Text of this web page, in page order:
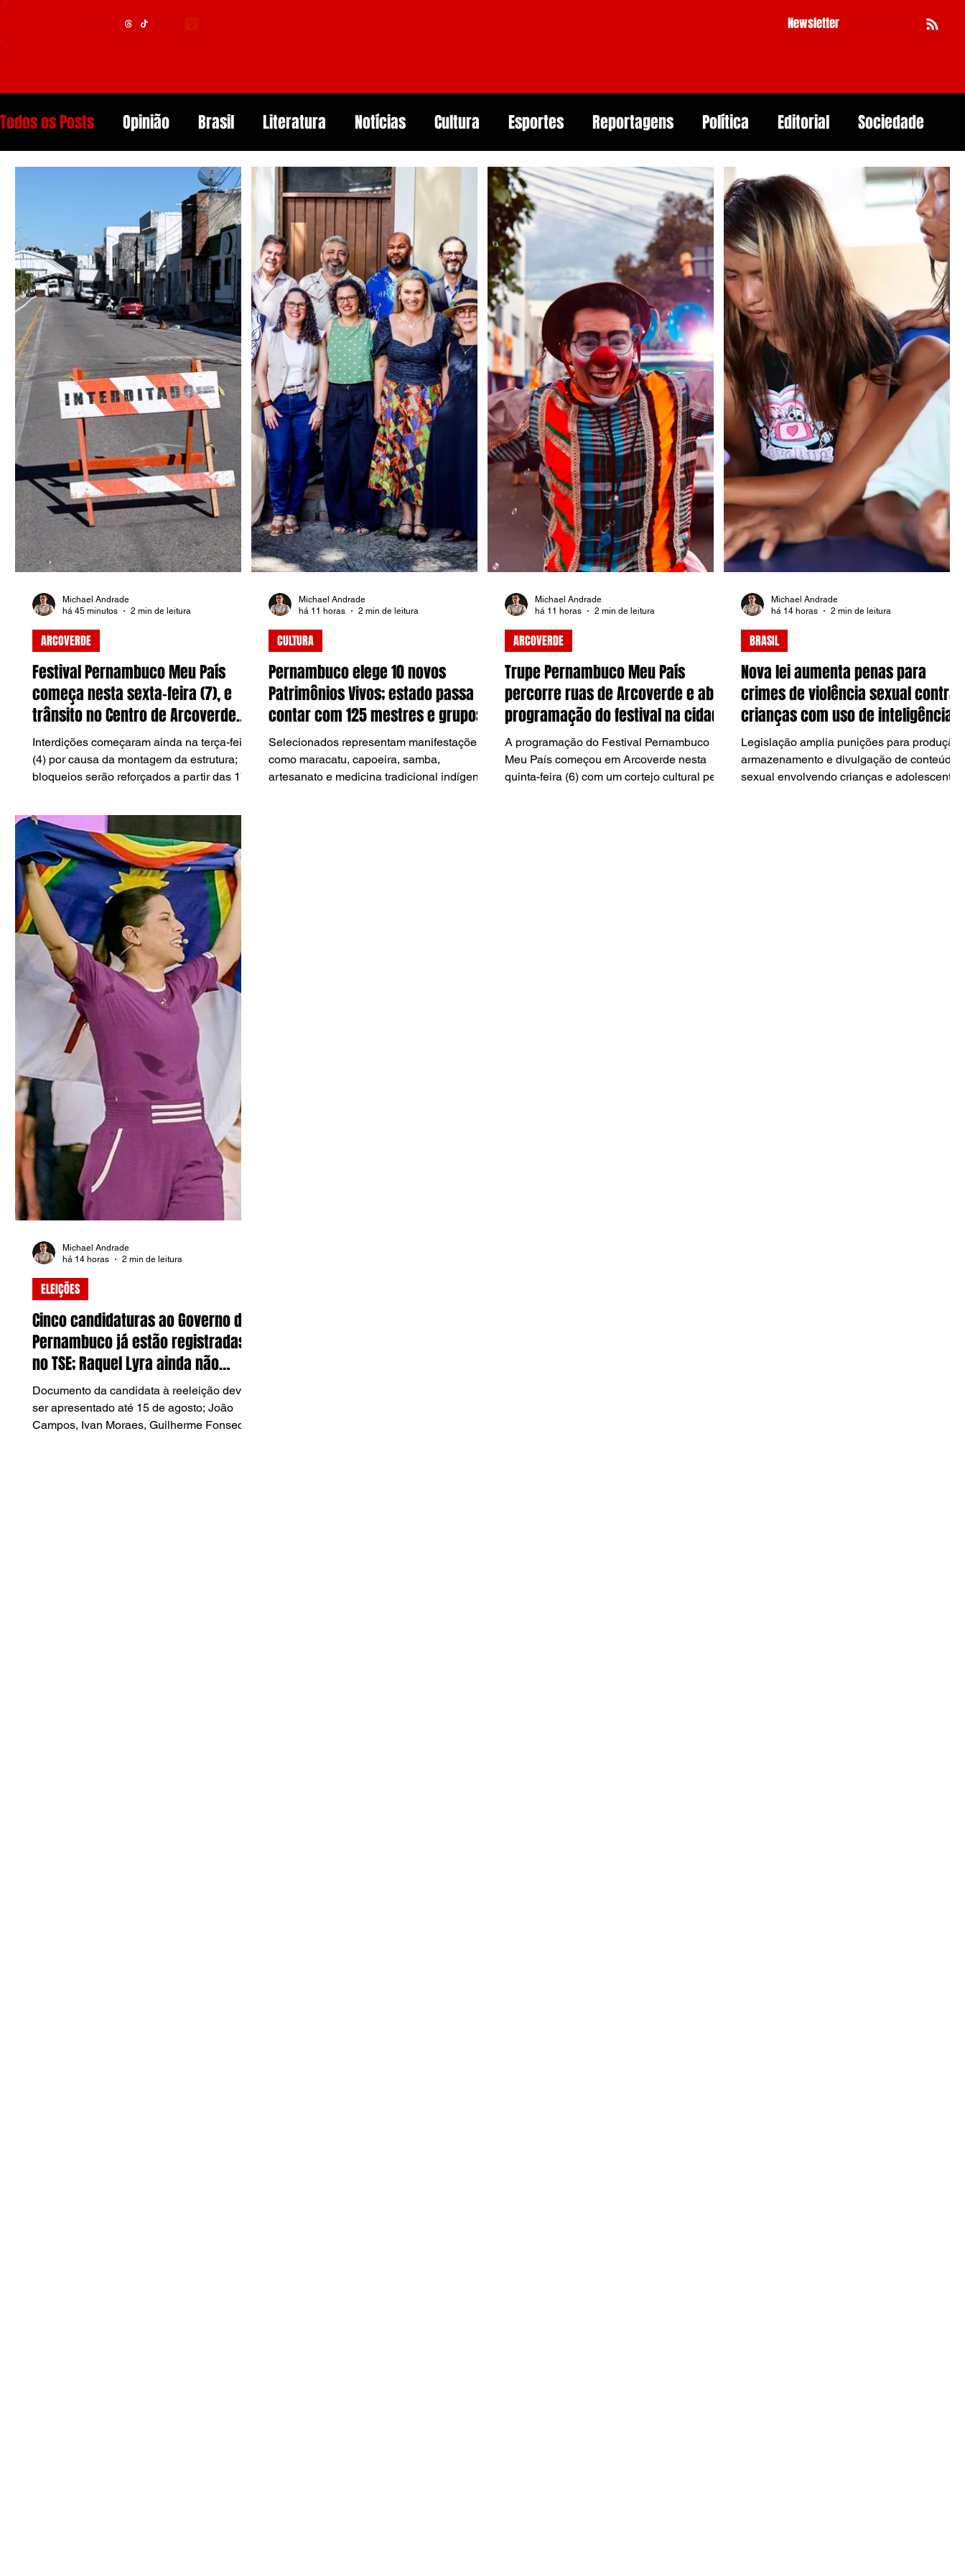
Newsletter
Todos os Posts Opinião Brasil Literatura Notícias Cultura Esportes Reportagens Política Editorial Sociedade
Obituários Saúde Arcoverde Mundo Meio ambiente Pernambuco Mulher Economia
Resenhas de Livros Inteligência Artificial Smartphones e Tendências Guerras Segurança Digital Big Techs
Diários de Leitura Reviews Copa do Mundo
Festival Pernambuco Meu País
começa nesta sexta-feira (7), e
trânsito no Centro de Arcoverde
segue com alterações
Interdições começaram ainda na terça-feira
(4) por causa da montagem da estrutura;
bloqueios serão reforçados a partir das 17h
ARCOVERDE
Michael Andrade
há 45 minutos
2 min de leitura
Pernambuco elege 10 novos
Patrimônios Vivos; estado passa a
contar com 125 mestres e grupos
reconhecidos
Selecionados representam manifestações
como maracatu, capoeira, samba,
artesanato e medicina tradicional indígena;
CULTURA
Michael Andrade
há 11 horas
2 min de leitura
Trupe Pernambuco Meu País
percorre ruas de Arcoverde e abre
programação do festival na cidade
A programação do Festival Pernambuco
Meu País começou em Arcoverde nesta
quinta-feira (6) com um cortejo cultural pelas
ARCOVERDE
Michael Andrade
há 11 horas
2 min de leitura
Nova lei aumenta penas para
crimes de violência sexual contra
crianças com uso de inteligência
artificial
Legislação amplia punições para produção,
armazenamento e divulgação de conteúdo
sexual envolvendo crianças e adolescentes
BRASIL
Michael Andrade
há 14 horas
2 min de leitura
Cinco candidaturas ao Governo de
Pernambuco já estão registradas
no TSE; Raquel Lyra ainda não
apresentou plano de governo
Documento da candidata à reeleição deverá
ser apresentado até 15 de agosto; João
Campos, Ivan Moraes, Guilherme Fonseca
ELEIÇÕES
Michael Andrade
há 14 horas
2 min de leitura